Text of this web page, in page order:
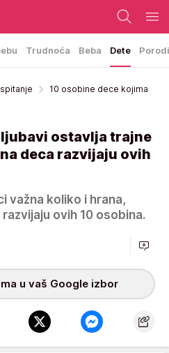
Trudnoća Beba Dete
10 osobine dece kojima
ostavlja trajne
deca razvijaju ovih
važna koliko i hrana,
ovih 10 osobina.
u vaš Google izbor